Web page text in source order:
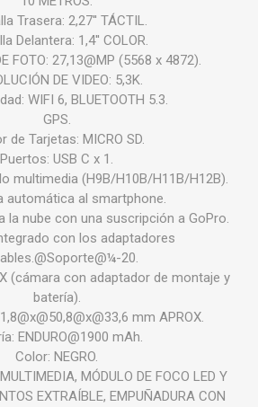
Trasera: 2,27'' TÁCTIL.
Delantera: 1,4'' COLOR.
FOTO: 27,13@MP (5568 x 4872).
DE VIDEO: 5,3K.
WIFI 6, BLUETOOTH 5.3.
GPS.
de Tarjetas: MICRO SD.
Puertos: USB C x 1.
multimedia (H9B/H10B/H11B/H12B).
automática al smartphone.
la nube con una suscripción a GoPro.
con los adaptadores
20.
(cámara con adaptador de montaje y
batería).
mm APROX.
ENDURO@1900 mAh.
Color: NEGRO.
MÓDULO DE FOCO LED Y
EXTRAÍBLE, EMPUÑADURA CON